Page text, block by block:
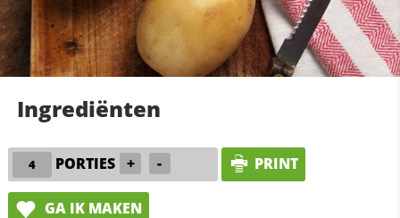
Ingrediënten
PORTIES + - PRINT
GA IK MAKEN